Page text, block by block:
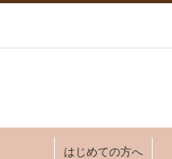
はじめての方へ